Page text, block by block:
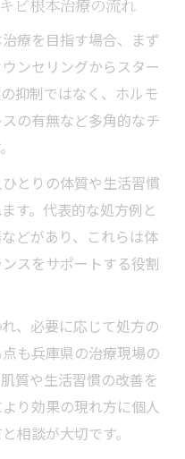
ビ根本治療の流れ
療を目指す場合、まず
ンセリングからスター
抑制ではなく、ホルモ
の有無など多角的なチ
とりの体質や生活習慣
す。代表的な処方例と
どがあり、これらは体
スをサポートする役割
、必要に応じて処方の
も兵庫県の治療現場の
質や生活習慣の改善を
り効果の現れ方に個人
相談が大切です。